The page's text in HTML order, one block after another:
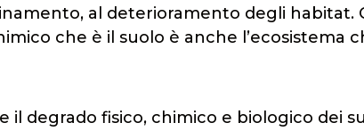
al deterioramento degli habitat.
che è il suolo è anche l’ecosistema
il degrado fisico, chimico e biologico dei